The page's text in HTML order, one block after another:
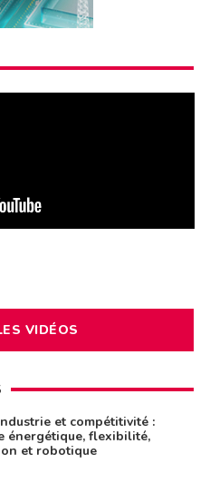
VIDÉOS
et compétitivité :
énergétique, flexibilité,
et robotique